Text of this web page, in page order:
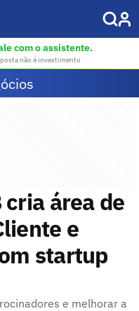
com o assistente.
não é investimento
cria área de
e
startup
e melhorar a